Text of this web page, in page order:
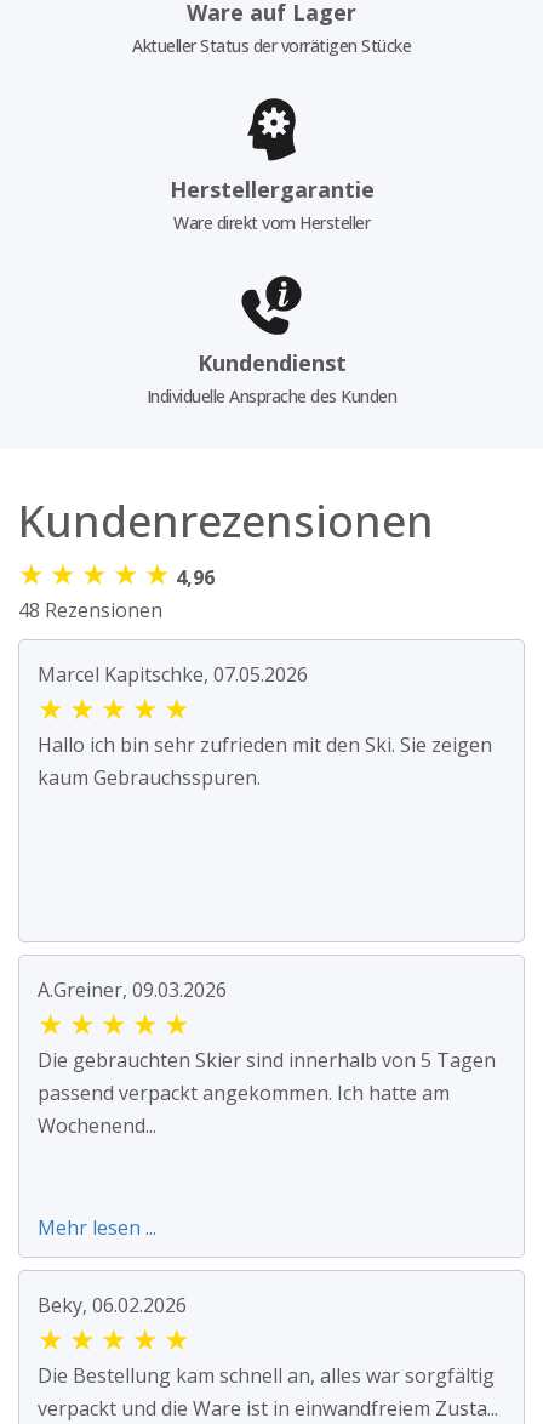
Ware auf Lager
Aktueller Status der vorrätigen Stücke
Herstellergarantie
Ware direkt vom Hersteller
Kundendienst
Individuelle Ansprache des Kunden
Kundenrezensionen
★ ★ ★ ★ ★ 4,96
48 Rezensionen
Marcel Kapitschke, 07.05.2026
★ ★ ★ ★ ★
Hallo ich bin sehr zufrieden mit den Ski. Sie zeigen
kaum Gebrauchsspuren.
A.Greiner, 09.03.2026
★ ★ ★ ★ ★
Die gebrauchten Skier sind innerhalb von 5 Tagen
passend verpackt angekommen. Ich hatte am
Wochenend...
Mehr lesen ...
Beky, 06.02.2026
★ ★ ★ ★ ★
Die Bestellung kam schnell an, alles war sorgfältig
verpackt und die Ware ist in einwandfreiem Zusta...